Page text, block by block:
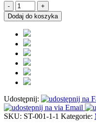
ilość
Stół
wiklinowy
okrągły
blat
z
wikliny
wybijany
40
cm
środek
do
czyszczenia
Dodaj do koszyka
Udostępnij:
SKU: ST-001-1-1 Kategorie: